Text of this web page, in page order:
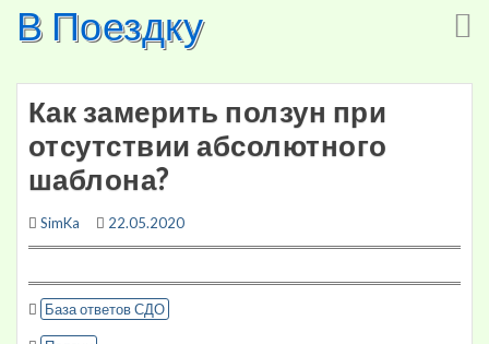
SkipВ Поездку
Как замерить ползун при
отсутствии абсолютного
шаблона?
SimKa 22.05.2020
База ответов СДО